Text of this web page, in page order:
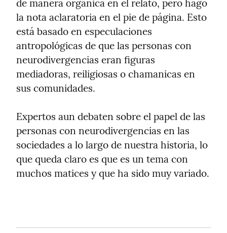
de manera orgánica en el relato, pero hago
la nota aclaratoria en el pie de página. Esto
está basado en especulaciones
antropológicas de que las personas con
neurodivergencias eran figuras
mediadoras, reiligiosas o chamanicas en
sus comunidades.
Expertos aun debaten sobre el papel de las
personas con neurodivergencias en las
sociedades a lo largo de nuestra historia, lo
que queda claro es que es un tema con
muchos matices y que ha sido muy variado.